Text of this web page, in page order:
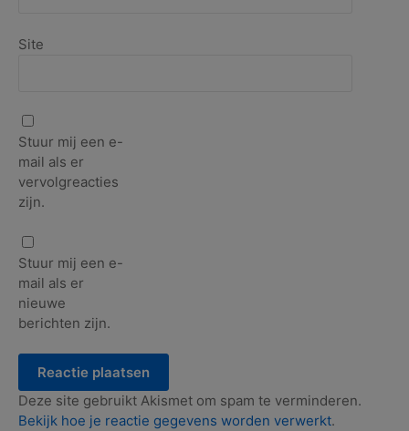
Site
Stuur mij een e-
mail als er
vervolgreacties
zijn.
Stuur mij een e-
mail als er
nieuwe
berichten zijn.
Deze site gebruikt Akismet om spam te verminderen.
Bekijk hoe je reactie gegevens worden verwerkt.